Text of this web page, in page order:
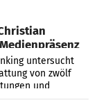
untersucht
von zwölf
und
und